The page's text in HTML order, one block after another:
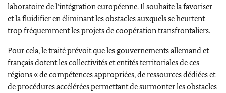
laboratoire de l’intégration européenne. Il souhaite la favoriser
et la fluidifier en éliminant les obstacles auxquels se heurtent
trop fréquemment les projets de coopération transfrontaliers.
Pour cela, le traité prévoit que les gouvernements allemand et
français dotent les collectivités et entités territoriales de ces
régions « de compétences appropriées, de ressources dédiées et
de procédures accélérées permettant de surmonter les obstacles